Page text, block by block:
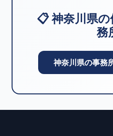
📋 神奈川県
務
神奈川県の事務